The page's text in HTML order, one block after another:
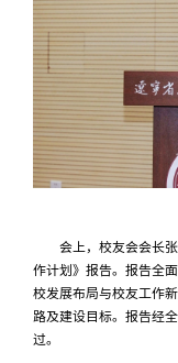
会上，校友会会长
作计划》报告。报告全
校发展布局与校友工作
路及建设目标。报告经
过。